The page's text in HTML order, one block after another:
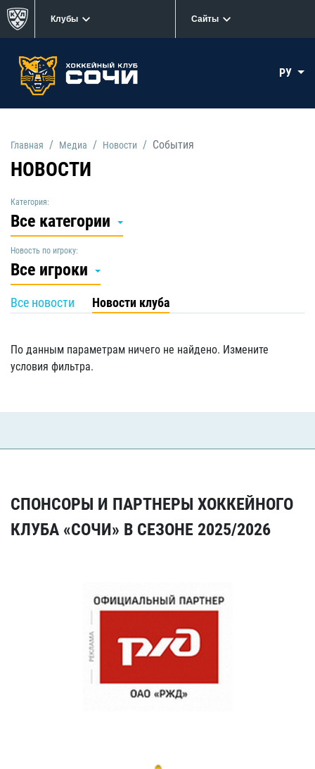
Клубы Сайты
РУ
Главная Медиа Новости События
НОВОСТИ
Категория:
Все категории
Новость по игроку:
Все игроки
Все новости Новости клуба
По данным параметрам ничего не найдено. Измените
условия фильтра.
СПОНСОРЫ И ПАРТНЕРЫ ХОККЕЙНОГО
КЛУБА «СОЧИ» В СЕЗОНЕ 2025/2026